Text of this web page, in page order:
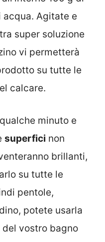
Agitate e
super soluzione
vi permetterà
su tutte le
calcare.
minuto e
superfici non
brillanti,
su tutte le
pentole,
potete usarla
vostro bagno